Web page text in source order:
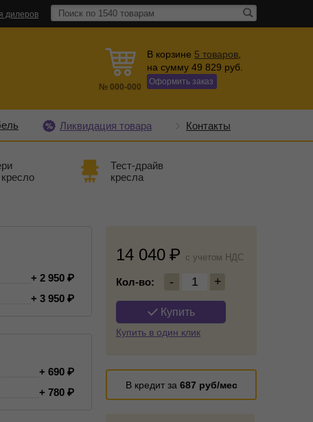
дилеров
№ 000-000
В корзине 5 товаров
на сумму 49 829 руб.
Оформить заказ
Ликвидация товара Контакты
Тест-драйв
кресла
14 040 c учетом НДС
Кол-во: - 1 +
Купить
Купить в один клик
В кредит за 687 руб/мес
+ 2 950
+ 3 950
+ 690
+ 780